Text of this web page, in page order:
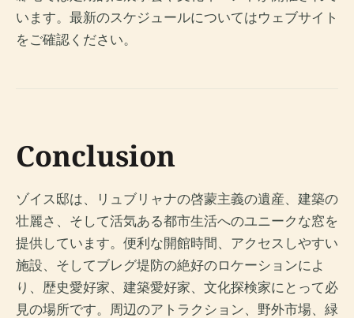
います。最新のスケジュールについてはウェブサイト
をご確認ください。
Conclusion
ゾイス邸は、リュブリャナの啓蒙主義の遺産、建築の
壮麗さ、そして活気ある都市生活へのユニークな窓を
提供しています。便利な開館時間、アクセスしやすい
施設、そしてブレグ堤防の絶好のロケーションによ
り、歴史愛好家、建築愛好家、文化探検家にとって必
見の場所です。周辺のアトラクション、野外市場、緑